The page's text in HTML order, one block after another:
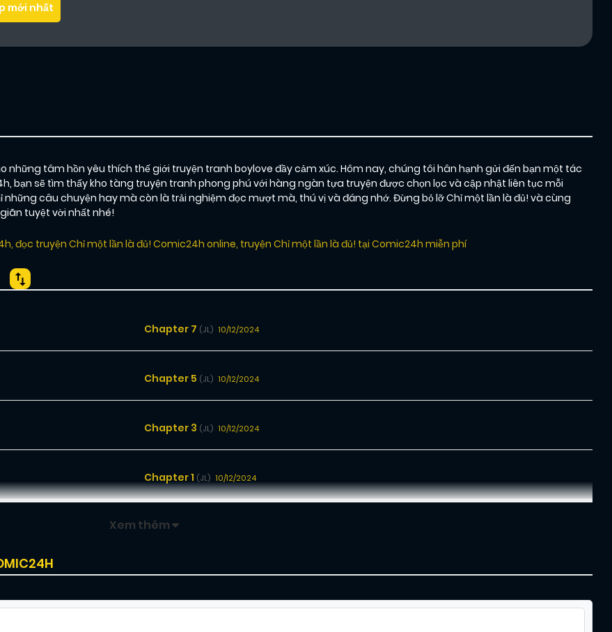
mới nhất
tâm hồn yêu thích thế giới truyện tranh boylove đầy cảm xúc. Hôm nay, chúng tôi hân hạnh gửi đến bạn một tác
bạn sẽ tìm thấy kho tàng truyện tranh phong phú với hàng ngàn tựa truyện được chọn lọc và cập nhật liên tục mỗi
câu chuyện hay mà còn là trải nghiệm đọc mượt mà, thú vị và đáng nhớ. Đừng bỏ lỡ Chỉ một lần là đủ! và cùng
tuyệt vời nhất nhé!
, đọc truyện Chỉ một lần là đủ! Comic24h online, truyện Chỉ một lần là đủ! tại Comic24h miễn phí
Chapter 7 (JL) 10/12/2024
Chapter 5 (JL) 10/12/2024
Chapter 3 (JL) 10/12/2024
Chapter 1 (JL) 10/12/2024
Xem thêm